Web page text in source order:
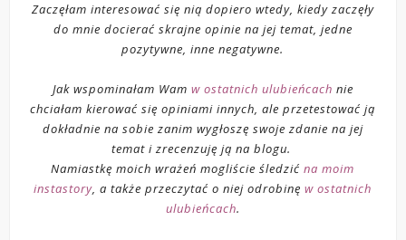
Zaczęłam interesować się nią dopiero wtedy, kiedy zaczęły
do mnie docierać skrajne opinie na jej temat, jedne
pozytywne, inne negatywne.
Jak wspominałam Wam w ostatnich ulubieńcach nie
chciałam kierować się opiniami innych, ale przetestować ją
dokładnie na sobie zanim wygłoszę swoje zdanie na jej
temat i zrecenzuję ją na blogu.
Namiastkę moich wrażeń mogliście śledzićna moim
instastory, a także przeczytać o niej odrobinęw ostatnich
ulubieńcach.